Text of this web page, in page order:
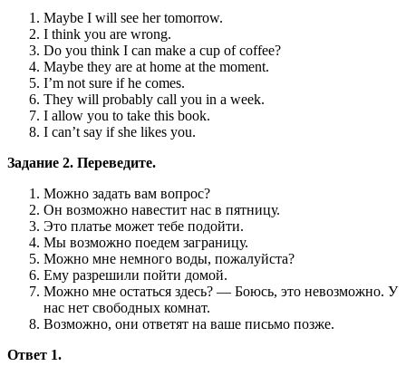
Maybe I will see her tomorrow.
I think you are wrong.
Do you think I can make a cup of coffee?
Maybe they are at home at the moment.
I’m not sure if he comes.
They will probably call you in a week.
I allow you to take this book.
I can’t say if she likes you.
Задание 2. Переведите.
Можно задать вам вопрос?
Он возможно навестит нас в пятницу.
Это платье может тебе подойти.
Мы возможно поедем заграницу.
Можно мне немного воды, пожалуйста?
Ему разрешили пойти домой.
Можно мне остаться здесь? — Боюсь, это невозможно. У
нас нет свободных комнат.
Возможно, они ответят на ваше письмо позже.
Ответ 1.